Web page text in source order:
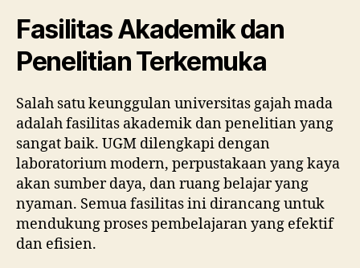
Fasilitas Akademik dan
Penelitian Terkemuka
Salah satu keunggulan universitas gajah mada
adalah fasilitas akademik dan penelitian yang
sangat baik. UGM dilengkapi dengan
laboratorium modern, perpustakaan yang kaya
akan sumber daya, dan ruang belajar yang
nyaman. Semua fasilitas ini dirancang untuk
mendukung proses pembelajaran yang efektif
dan efisien.